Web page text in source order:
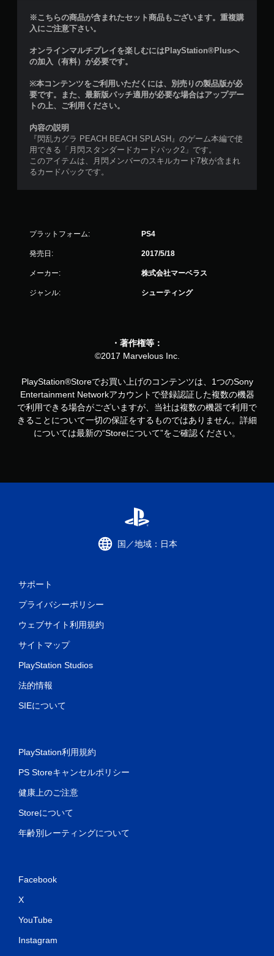
※こちらの商品が含まれたセット商品もございます。重複購
入にご注意下さい。
オンラインマルチプレイを楽しむにはPlayStation®Plusへ
の加入（有料）が必要です。
※本コンテンツをご利用いただくには、別売りの製品版が必
要です。また、最新版パッチ適用が必要な場合はアップデー
トの上、ご利用ください。
内容の説明
『閃乱カグラ PEACH BEACH SPLASH』のゲーム本編で使
用できる「月閃スタンダードカードパック2」です。
このアイテムは、月閃メンバーのスキルカード7枚が含まれ
るカードパックです。
プラットフォーム: PS4
発売日: 2017/5/18
メーカー: 株式会社マーベラス
ジャンル: シューティング
・著作権等：
©2017 Marvelous Inc.
PlayStation®Storeでお買い上げのコンテンツは、1つのSony
Entertainment Networkアカウントで登録認証した複数の機器
で利用できる場合がございますが、当社は複数の機器で利用で
きることについて一切の保証をするものではありません。詳細
については最新の“Storeについて”をご確認ください。
国／地域：日本
サポート
プライバシーポリシー
ウェブサイト利用規約
サイトマップ
PlayStation Studios
法的情報
SIEについて
PlayStation利用規約
PS Storeキャンセルポリシー
健康上のご注意
Storeについて
年齢別レーティングについて
Facebook
X
YouTube
Instagram